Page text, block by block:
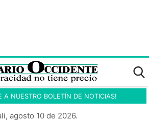
A NUESTRO BOLETÍN DE NOTICIAS!
agosto 10 de 2026.